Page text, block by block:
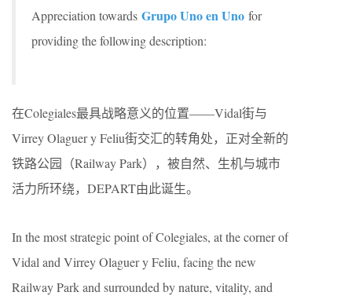
Appreciation towards Grupo Uno en Uno for
providing the following description:
在Colegiales最具战略意义的位置——Vidal街与
Virrey Olaguer y Feliu街交汇的转角处，正对全新的
铁路公园（Railway Park），被自然、生机与城市
活力所环绕，DEPART由此诞生。
In the most strategic point of Colegiales, at the corner of
Vidal and Virrey Olaguer y Feliu, facing the new
Railway Park and surrounded by nature, vitality, and